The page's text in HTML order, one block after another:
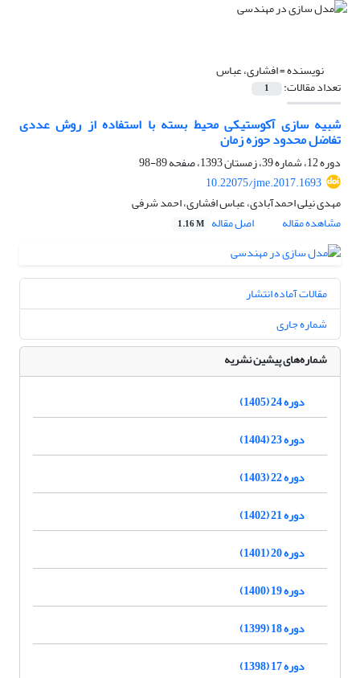
نویسنده =افشاری، عباس
تعداد مقالات: 1
شبیه سازی آکوستیکی محیط بسته با استفاده از روش عددی
تفاضل محدود حوزه زمان
دوره 12، شماره 39، زمستان 1393، صفحه
89-98
10.22075/jme.2017.1693
مهدی نیلی احمدآبادی، عباس افشاری، احمد شرفی
مشاهده مقاله
اصل مقاله 1.16 M
مقالات آماده انتشار
شماره جاری
شماره‌های پیشین نشریه
دوره 24 (1405)
دوره 23 (1404)
دوره 22 (1403)
دوره 21 (1402)
دوره 20 (1401)
دوره 19 (1400)
دوره 18 (1399)
دوره 17 (1398)